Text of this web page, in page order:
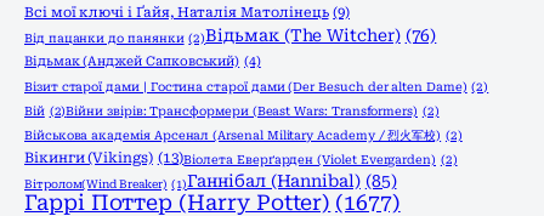
Всі мої ключі і Ґайя, Наталія Матолінець (9)
Від пацанки до панянки (2)Відьмак (The Witcher) (76)
Відьмак (Анджей Сапковський) (4)
Візит старої дами | Гостина старої дами (Der Besuch der alten Dame) (2)
Вій (2)Війни звірів: Трансформери (Beast Wars: Transformers) (2)
Військова академія Арсенал (Arsenal Military Academy / 烈火军校) (2)
Вікинги (Vikings) (13)Віолета Еверґарден (Violet Evergarden) (2)
Вітролом(Wind Breaker) (1)Ганнібал (Hannibal) (85)
Гаррі Поттер (Harry Potter) (1677)